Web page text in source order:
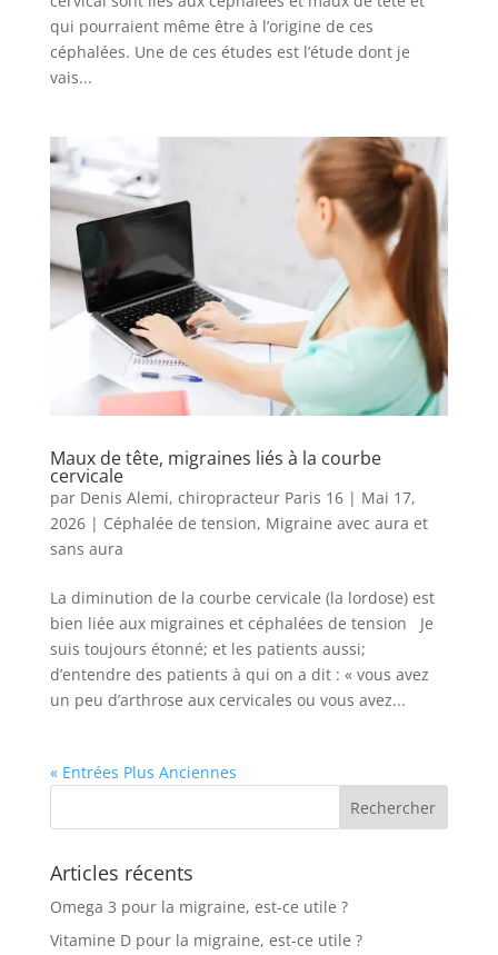
qui pourraient même être à l’origine de ces
céphalées. Une de ces études est l’étude dont je
vais...
Maux de tête, migraines liés à la courbe
cervicale
par Denis Alemi, chiropracteur Paris 16| Mai 17,
2026| Céphalée de tension, Migraine avec aura et
sans aura
La diminution de la courbe cervicale (la lordose) est
bien liée aux migraines et céphalées de tension Je
suis toujours étonné; et les patients aussi;
d’entendre des patients à qui on a dit : « vous avez
un peu d’arthrose aux cervicales ou vous avez...
« Entrées Plus Anciennes
Articles récents
Omega 3 pour la migraine, est-ce utile ?
Vitamine D pour la migraine, est-ce utile ?